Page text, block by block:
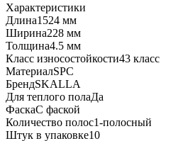
Характеристики
Длина1524 мм
Ширина228 мм
Толщина4.5 мм
Класс износостойкости43 класс
МатериалSPC
БрендSKALLA
Для теплого полаДа
ФаскаС фаской
Количество полос1-полосный
Штук в упаковке10